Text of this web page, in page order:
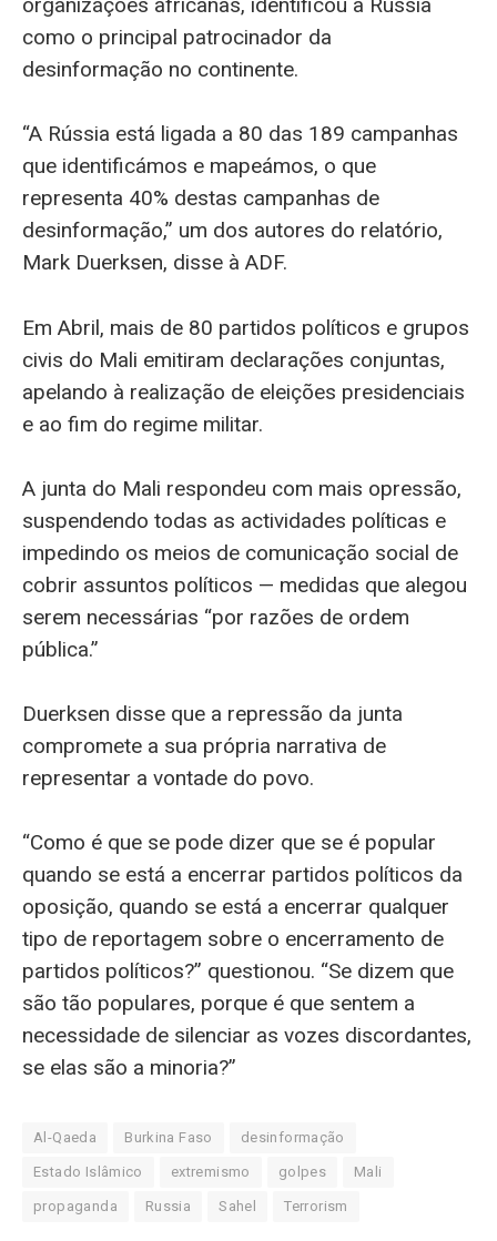
organizações africanas, identificou a Rússia
como o principal patrocinador da
desinformação no continente.
“A Rússia está ligada a 80 das 189 campanhas
que identificámos e mapeámos, o que
representa 40% destas campanhas de
desinformação,” um dos autores do relatório,
Mark Duerksen, disse à ADF.
Em Abril, mais de 80 partidos políticos e grupos
civis do Mali emitiram declarações conjuntas,
apelando à realização de eleições presidenciais
e ao fim do regime militar.
A junta do Mali respondeu com mais opressão,
suspendendo todas as actividades políticas e
impedindo os meios de comunicação social de
cobrir assuntos políticos — medidas que alegou
serem necessárias “por razões de ordem
pública.”
Duerksen disse que a repressão da junta
compromete a sua própria narrativa de
representar a vontade do povo.
“Como é que se pode dizer que se é popular
quando se está a encerrar partidos políticos da
oposição, quando se está a encerrar qualquer
tipo de reportagem sobre o encerramento de
partidos políticos?” questionou. “Se dizem que
são tão populares, porque é que sentem a
necessidade de silenciar as vozes discordantes,
se elas são a minoria?”
Al-Qaeda Burkina Faso desinformação
Estado Islâmico extremismo golpes Mali
propaganda Russia Sahel Terrorism